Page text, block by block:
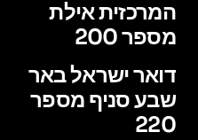
המרכזית אילת
מספר 200
דואר ישראל באר
שבע סניף מספר
220